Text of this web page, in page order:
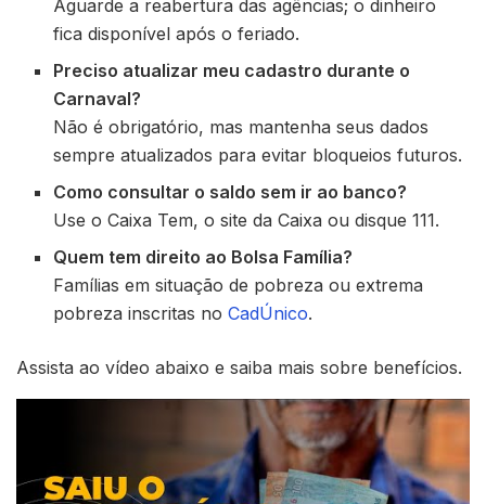
Aguarde a reabertura das agências; o dinheiro
fica disponível após o feriado.
Preciso atualizar meu cadastro durante o
Carnaval?
Não é obrigatório, mas mantenha seus dados
sempre atualizados para evitar bloqueios futuros.
Como consultar o saldo sem ir ao banco?
Use o Caixa Tem, o site da Caixa ou disque 111.
Quem tem direito ao Bolsa Família?
Famílias em situação de pobreza ou extrema
pobreza inscritas noCadÚnico.
Assista ao vídeo abaixo e saiba mais sobre benefícios.